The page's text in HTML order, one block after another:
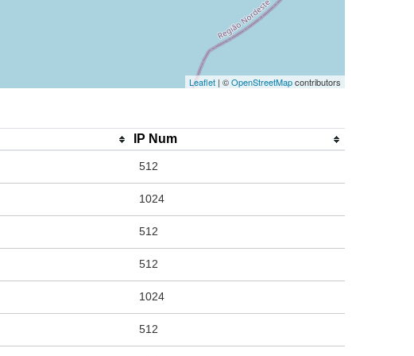
Leaflet | ©OpenStreetMapcontributors
IP Num
512
1024
512
512
1024
512